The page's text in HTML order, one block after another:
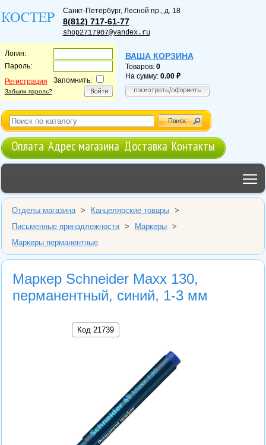
Санкт-Петербург, Лесной пр., д. 18
8(812) 717-61-77
shop2717907@yandex.ru
Логин:
Пароль:
Регистрация
Забыли пароль?
Запомнить:
ВАША КОРЗИНА
Товаров: 0
На сумму: 0.00
Оплата Адрес магазина Доставка Контакты
Отделы магазина > Канцелярские товары
>
Письменные принадлежности
> Маркеры
>
Маркеры перманентные
Маркер Schneider Maxx 130,
перманентный, синий, 1-3 мм
Код 21739